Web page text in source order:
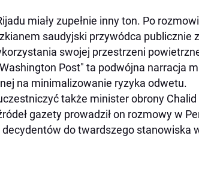
miały zupełnie inny ton. Po
saudyjski przywódca publicznie
swojej przestrzeni
Post" ta podwójna narracja
na minimalizowanie ryzyka odwetu.
także minister obrony Chalid
gazety prowadził on rozmowy w
do twardszego stanowiska